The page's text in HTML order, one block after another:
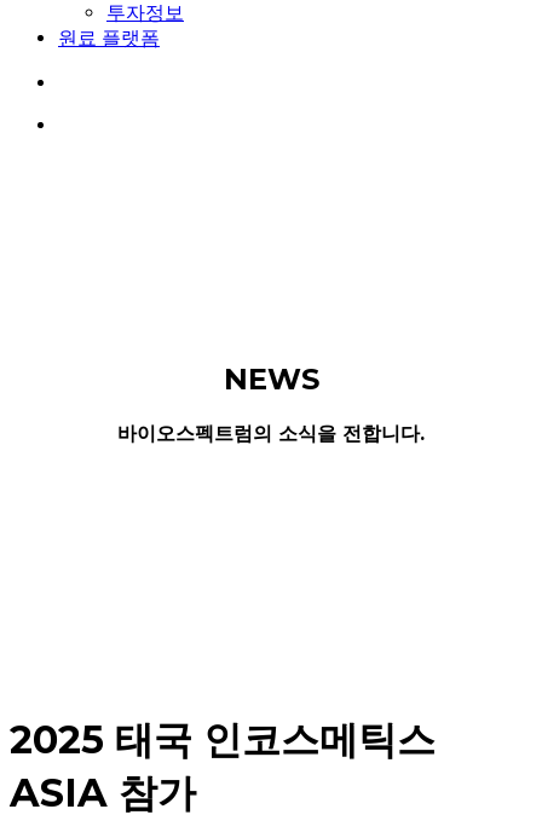
투자정보
원료 플랫폼
NEWS
바이오스펙트럼의 소식을 전합니다.
2025 태국 인코스메틱스
ASIA 참가